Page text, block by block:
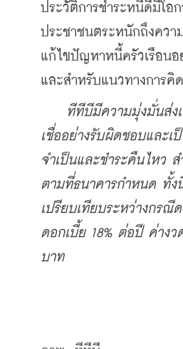
ประวัติการชำระหนี้ดีมีโอ
ประชาชนตระหนักถึงควา
แก้ไขปัญหาหนี้ครัวเรือนอ
และสำหรับแนวทางการคิ
ทีทีบีมีความมุ่งมั่นส่ง
เชื่ออย่างรับผิดชอบและเ
จำเป็นและชำระคืนไหว
ตามที่ธนาคารกำหนด ทั้ง
เปรียบเทียบระหว่างกร
ดอกเบี้ย 18% ต่อปี ค่าง
บาท